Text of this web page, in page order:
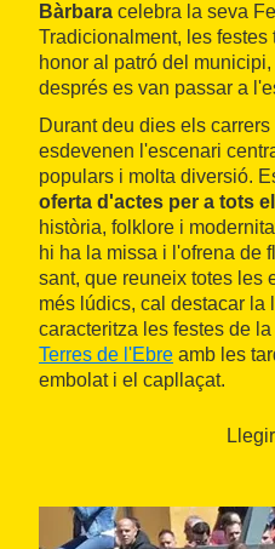
Bàrbara celebra la seva
Tradicionalment, les
honor al patró del
després es van passar a
Durant deu dies els
esdevenen l'escenari
populars i molta diversió.
oferta d'actes per a tots
història, folklore i
hi ha la missa i l'ofrena de
sant, que reuneix totes les
més lúdics, cal destacar la
caracteritza les festes de
Terres de l'Ebre amb les
embolat i el capllaçat.
confeti, balls d'orquestra,